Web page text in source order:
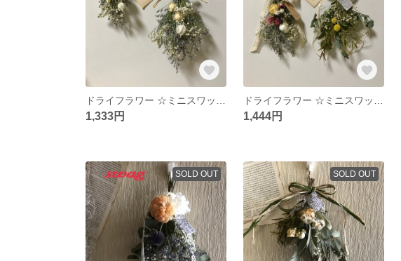
1,333円 1,444円
SOLD OUT SOLD OUT